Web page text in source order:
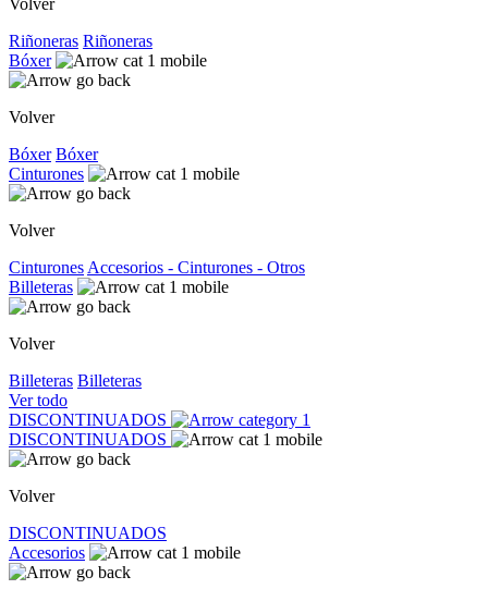
Volver
Riñoneras Riñoneras
Bóxer
Volver
Bóxer Bóxer
Cinturones
Volver
Cinturones Accesorios - Cinturones - Otros
Billeteras
Volver
Billeteras Billeteras
Ver todo
DISCONTINUADOS
DISCONTINUADOS
Volver
DISCONTINUADOS
Accesorios